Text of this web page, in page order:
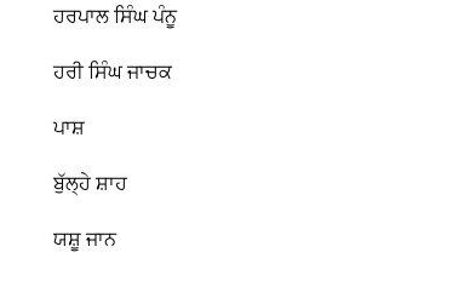
ਹਰਪਾਲ ਸਿੰਘ ਪੰਨੂ
ਹਰੀ ਸਿੰਘ ਜਾਚਕ
ਪਾਸ਼
ਬੁੱਲ੍ਹੇ ਸ਼ਾਹ
ਯਸ਼ੂ ਜਾਨ